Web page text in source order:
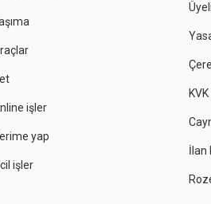
işler
yap
işler
İlan